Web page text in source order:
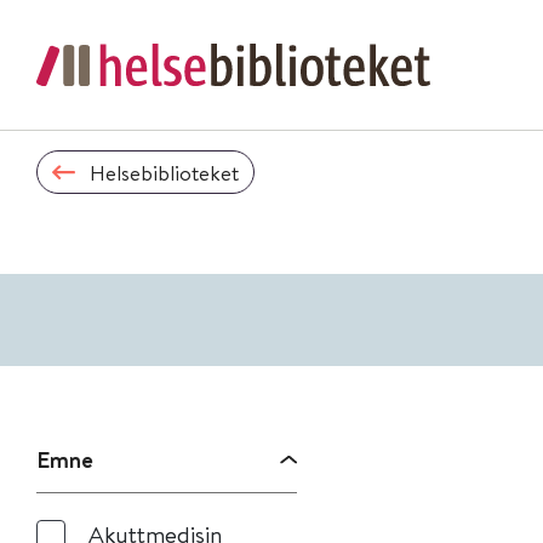
Helsebiblioteket
Emne
Akuttmedisin